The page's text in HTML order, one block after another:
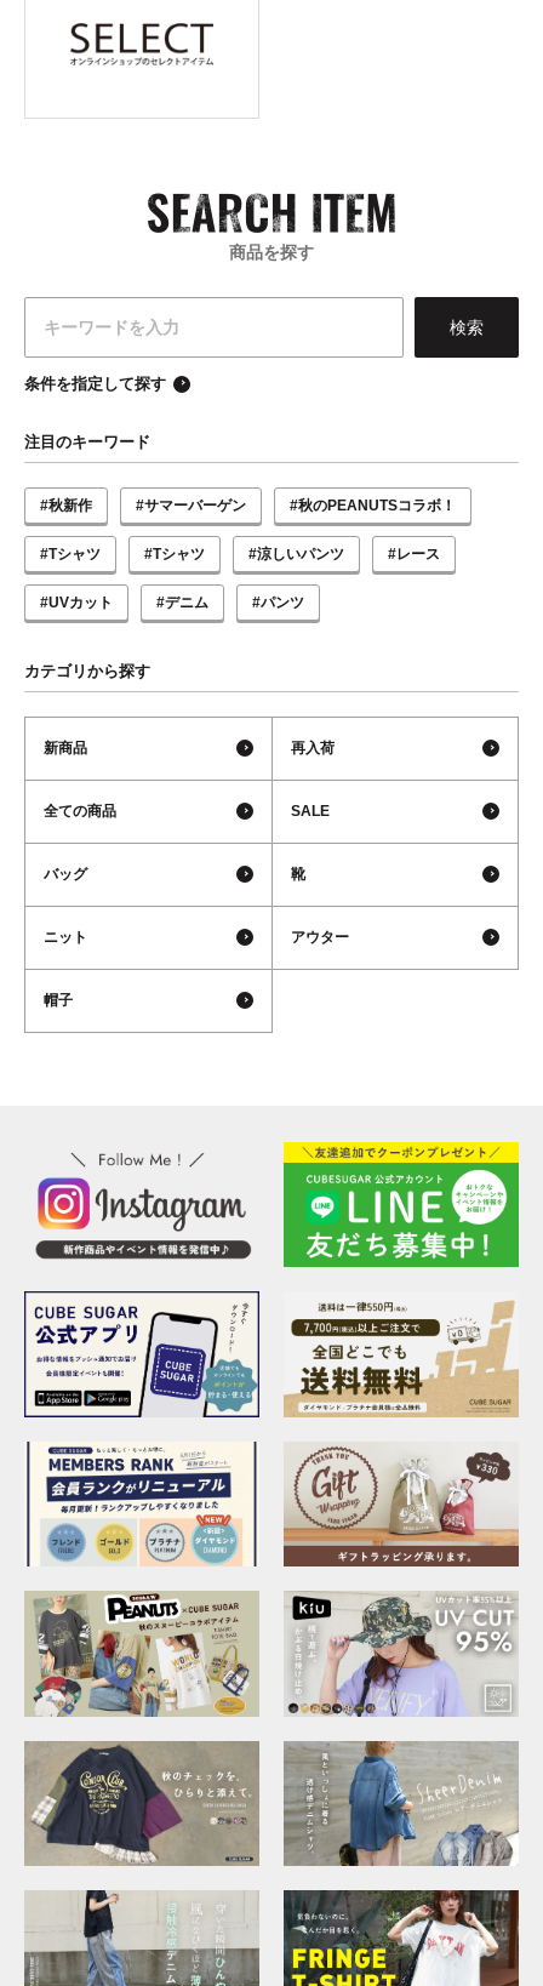
商品を探す
条件を指定して探す
注目のキーワード
#秋新作 #サマーバーゲン #秋のPEANUTSコラボ！
#Tシャツ #Tシャツ #涼しいパンツ #レース
#UVカット #デニム #パンツ
カテゴリから探す
新商品 再入荷
全ての商品 SALE
バッグ 靴
ニット アウター
帽子